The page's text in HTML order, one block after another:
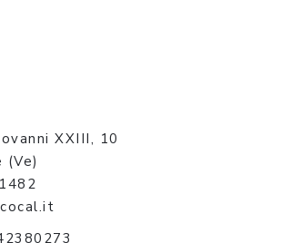
XXIII, 10
(Ve)